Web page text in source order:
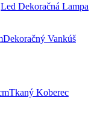
Led Dekoračná Lampa
Dekoračný Vankúš
Tkaný Koberec